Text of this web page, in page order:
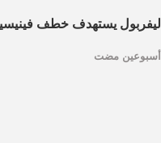
ليفربول يستهدف خطف
أسبوعين مضت